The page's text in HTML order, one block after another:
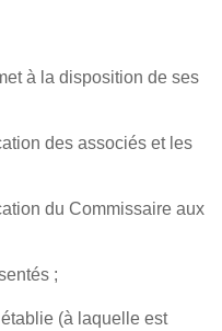
à la disposition de ses
des associés et les
du Commissaire aux
;
(à laquelle est